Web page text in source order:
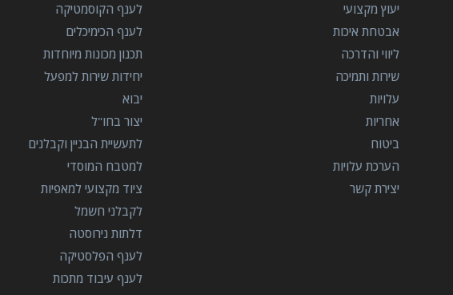
יעוץ מקצועי
אבטחת איכות
ליווי והדרכה
שירות ותמיכה
עלויות
אחריות
ביטוח
הערכת עלויות
יצירת קשר
לענף הקוסמטיקה
לענף הכימיכלים
תכנון מכונות מיוחדות
יחידות שירות למפעל
יבוא
יצור בחו"ל
לתעשיית הבניין וקבלנים
למטבח המוסדי
ציוד מקצועי למאפיות
לקבלני חשמל
דלתות נירוסטה
לענף הפלסטיקה
לענף עיבוד מתכות